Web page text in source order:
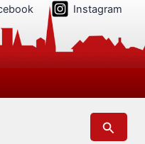
Instagram
Suchen